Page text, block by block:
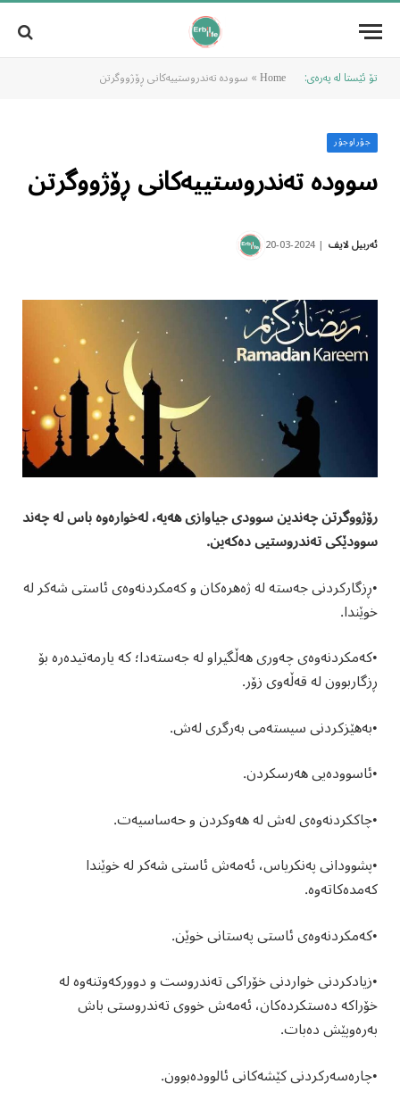
تۆ ئێستا لە پەرەی: Home
» سوودە تەندروستییەکانی ڕۆژووگرتن
جۆراوجۆر
سوودە تەندروستییەکانی ڕۆژووگرتن
ئەربیل لایف 2024-03-20
رۆژووگرتن چەندین سوودی جیاوازی هەیە، لەخوارەوە باس لە چەند
سوودێکی تەندروستیی دەکەین.
•ڕزگارکردنی جەستە لە ژەهرەکان و کەمکردنەوەی ئاستی شەکر لە
خوێندا.
•کەمکردنەوەی چەوری هەڵگیراو لە جەستەدا؛ کە یارمەتیدەرە بۆ
ڕزگاربوون لە قەڵەوی زۆر.
•بەهێزکردنی سیستەمی بەرگری لەش.
•ئاسوودەیی هەرسکردن.
•چاککردنەوەی لەش لە هەوکردن و حەساسیەت.
•پشوودانی پەنکریاس، ئەمەش ئاستی شەکر لە خوێندا
کەمدەکاتەوە.
•کەمکردنەوەی ئاستی پەستانی خوێن.
•زیادکردنی خواردنی خۆراکی تەندروست و دوورکەوتنەوە لە
خۆراکە دەستکردەکان، ئەمەش خووی تەندروستی باش
بەرەوپێش دەبات.
•چارەسەرکردنی کێشەکانی ئالوودەبوون.